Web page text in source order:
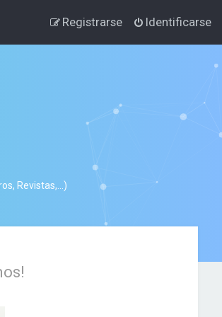
Identificarse
Registrarse
Revistas,...)